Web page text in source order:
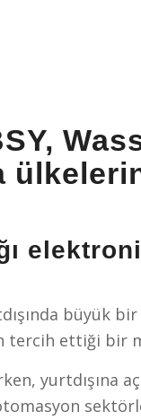
büyük
tercih ettiği bir
yurtdışına